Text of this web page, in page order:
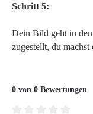
Schritt 5:
Dein Bild geht in
zugestellt, du
0 von 0 Bewertungen